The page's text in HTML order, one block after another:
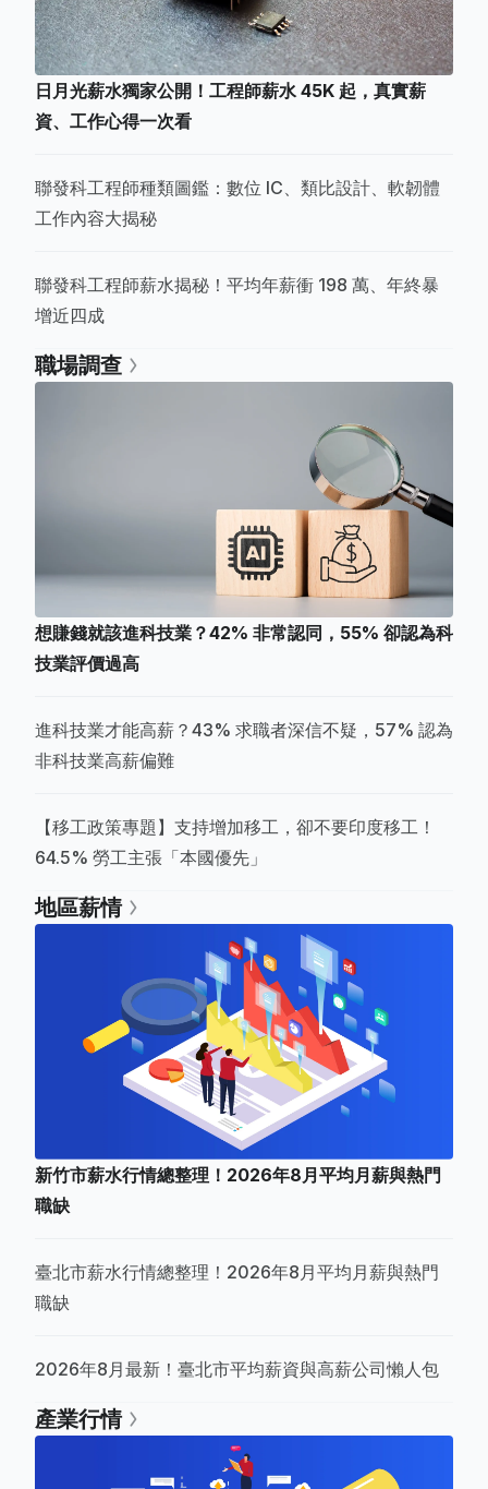
日月光薪水獨家公開！工程師薪水 45K 起，真實薪
資、工作心得一次看
聯發科工程師種類圖鑑：數位 IC、類比設計、軟韌體
工作內容大揭秘
聯發科工程師薪水揭秘！平均年薪衝 198 萬、年終暴
增近四成
職場調查
想賺錢就該進科技業？42% 非常認同，55% 卻認為科
技業評價過高
進科技業才能高薪？43% 求職者深信不疑，57% 認為
非科技業高薪偏難
【移工政策專題】支持增加移工，卻不要印度移工！
64.5% 勞工主張「本國優先」
地區薪情
新竹市薪水行情總整理！2026年8月平均月薪與熱門
職缺
臺北市薪水行情總整理！2026年8月平均月薪與熱門
職缺
2026年8月最新！臺北市平均薪資與高薪公司懶人包
產業行情